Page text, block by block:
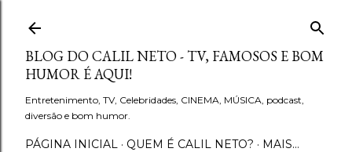
Pular para o conteúdo principal
BLOG DO CALIL NETO - TV, FAMOSOS E BOM
HUMOR É AQUI!
Entretenimento, TV, Celebridades, CINEMA, MÚSICA, podcast,
diversão e bom humor.
PÁGINA INICIAL QUEM É CALIL NETO? MAIS…